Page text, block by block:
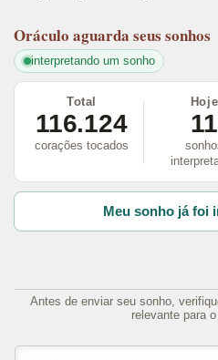
Oráculo aguarda seus sonhos
interpretando um sonho
Total
116.124
corações tocados
Hoje
11
Meu sonho já foi
Antes de enviar seu sonho,
relevante para